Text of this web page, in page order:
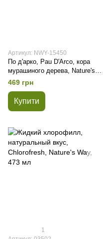
Артикул: NWY-15450
По д'арко, Pau D'Arco, кора
мурашиного дерева, Nature's
Way, 545 мг, 100 капсул
469 грн
Купити
1